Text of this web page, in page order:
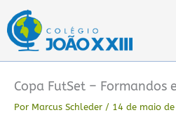
para
conteúdo
Copa FutSet – Formandos
Por Marcus Schleder / 14 de maio